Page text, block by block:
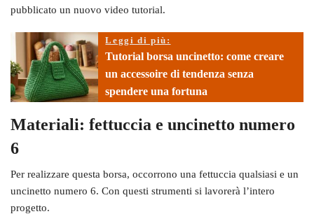
pubblicato un nuovo video tutorial.
Leggi di più:
Tutorial borsa uncinetto: come creare
un accessoire di tendenza senza
spendere una fortuna
Materiali: fettuccia e uncinetto numero
6
Per realizzare questa borsa, occorrono una fettuccia qualsiasi e un
uncinetto numero 6. Con questi strumenti si lavorerà l’intero
progetto.